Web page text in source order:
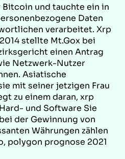
und tauchte ein in
Daten
verarbeitet. Xrp
stellte Mt.Gox bei
einen Antrag
Netzwerk-Nutzer
Asiatische
mit seiner jetzigen Frau
zu einem daran, xrp
und Software Sie
der Gewinnung von
Währungen zählen
polygon prognose 2021